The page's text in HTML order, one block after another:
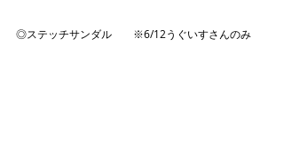
◎ステッチサンダル　　※6/12うぐいすさんのみ